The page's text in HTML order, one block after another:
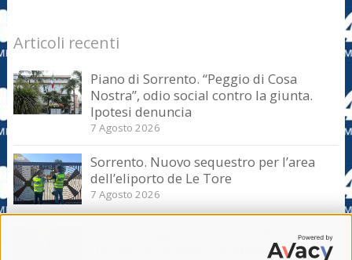
Articoli recenti
Piano di Sorrento. “Peggio di Cosa
Nostra”, odio social contro la giunta.
Ipotesi denuncia
7 Agosto 2026
Sorrento. Nuovo sequestro per l’area
dell’eliporto de Le Tore
7 Agosto 2026
Sorrento. Aggredisce sessualmente una
turista e le strappa il portafogli, fermato